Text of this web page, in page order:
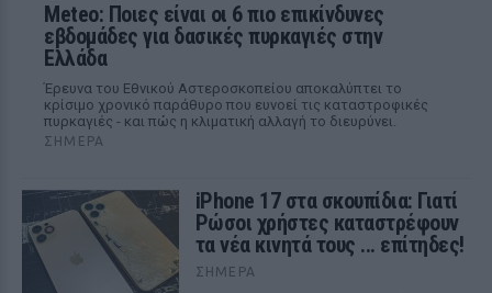
Meteo: Ποιες είναι οι 6 πιο επικίνδυνες
εβδομάδες για δασικές πυρκαγιές στην
Ελλάδα
Έρευνα του Εθνικού Αστεροσκοπείου αποκαλύπτει το
κρίσιμο χρονικό παράθυρο που ευνοεί τις καταστροφικές
πυρκαγιές - και πώς η κλιματική αλλαγή το διευρύνει.
ΣΉΜΕΡΑ
iPhone 17 στα σκουπίδια: Γιατί
Ρώσοι χρήστες καταστρέφουν
τα νέα κινητά τους ... επίτηδες!
ΣΉΜΕΡΑ